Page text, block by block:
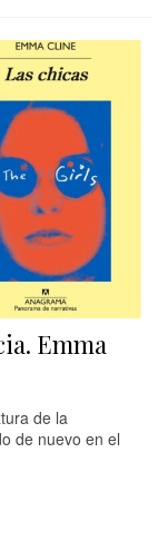
Emma
de la
de nuevo en el